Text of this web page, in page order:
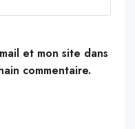
et mon site dans
commentaire.